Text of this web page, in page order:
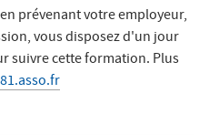
prévenant votre employeur,
vous disposez d'un jour
suivre cette formation. Plus